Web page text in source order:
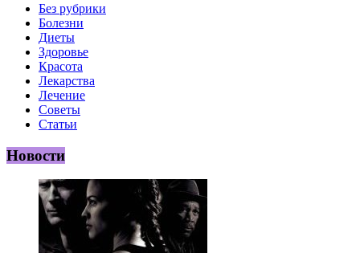
Без рубрики
Болезни
Диеты
Здоровье
Красота
Лекарства
Лечение
Советы
Статьи
Новости